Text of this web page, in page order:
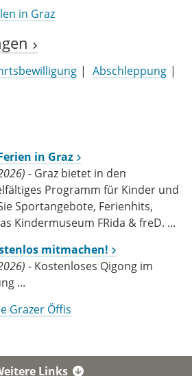
in Graz
Abschleppung
in Graz
- Graz bietet in den
Programm für Kinder und
Sportangebote, Ferienhits,
Kindermuseum FRida & freD. ...
mitmachen!
- Kostenloses Qigong im
...
Gra­zer Öf­fis
Links